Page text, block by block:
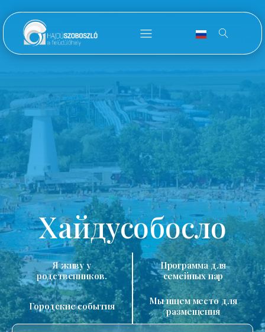
Хайдусобосло
Я живу у
родственников.
Программа для
семейных пар
Городские события
Мы ищем место для
размещения